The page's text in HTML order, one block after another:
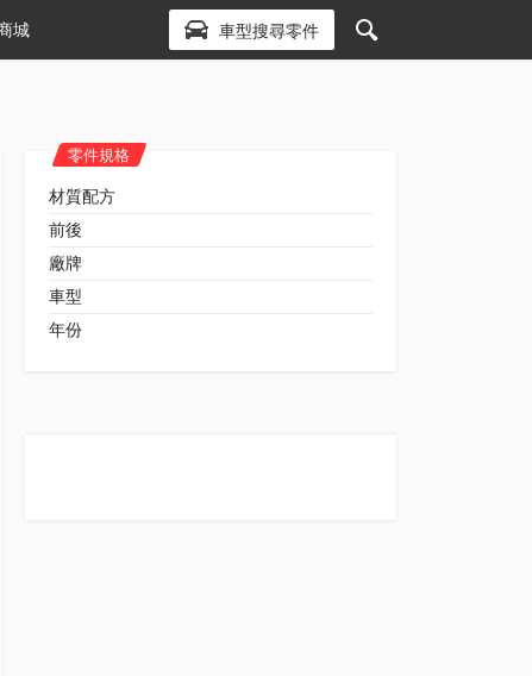
城 車型搜尋零件
零件規格
材質配方
前後
廠牌
車型
年份